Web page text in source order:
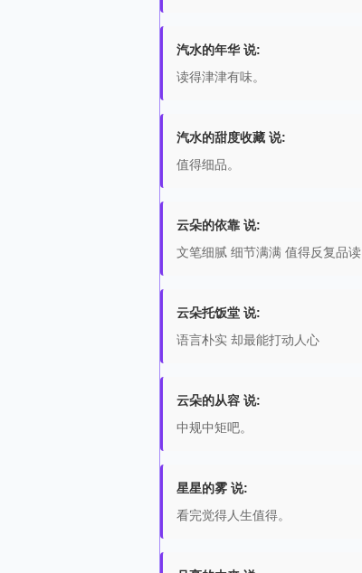
汽水的年华 说:
读得津津有味。
汽水的甜度收藏 说:
值得细品。
云朵的依靠 说:
文笔细腻 细节满满 值得反复品读
云朵托饭堂 说:
语言朴实 却最能打动人心
云朵的从容 说:
中规中矩吧。
星星的雾 说:
看完觉得人生值得。